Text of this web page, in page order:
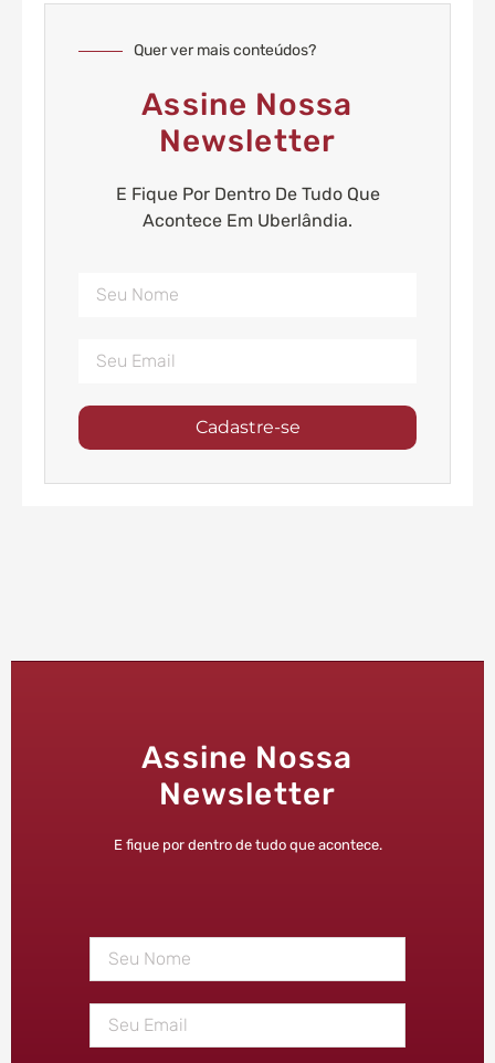
Quer ver mais conteúdos?
Assine Nossa
Newsletter
E Fique Por Dentro De Tudo Que
Acontece Em Uberlândia.
Cadastre-se
Assine Nossa
Newsletter
E fique por dentro de tudo que acontece.